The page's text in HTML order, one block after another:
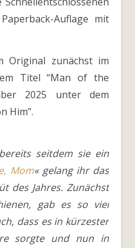
Auflage mit
Original zunächst im
Titel “Man of the
2025 unter dem
Him”.
seitdem sie ein
Mom« gelang ihr das
des Jahres. Zunächst
gab es so viel
dass es in kürzester
sorgte und nun in